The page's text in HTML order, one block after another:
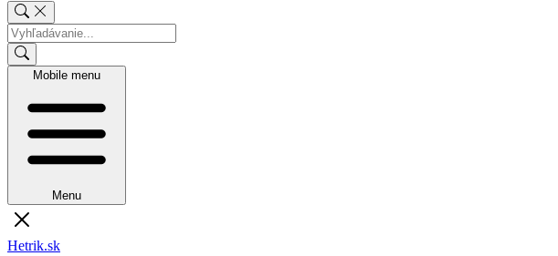
Mobile menu
Menu
Hetrik.sk